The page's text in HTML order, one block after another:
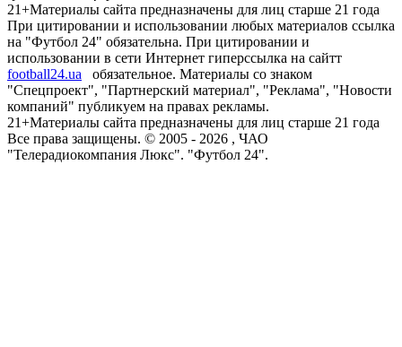
21+Материалы сайта предназначены для лиц старше 21 года
При цитировании и использовании любых материалов ссылка
на "Футбол 24" обязательна. При цитировании и
использовании в сети Интернет гиперссылка на сайтт
football24.ua
обязательное. Материалы со знаком
"Спецпроект", "Партнерский материал", "Реклама", "Новости
компаний" публикуем на правах рекламы.
21+Материалы сайта предназначены для лиц старше 21 года
Все права защищены. © 2005 - 2026 , ЧАО
"Телерадиокомпания Люкс". "Футбол 24".